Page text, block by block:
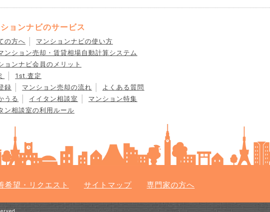
教
ョンナビのサービス
の方へ
マンションナビの使い方
ンション売却・賃貸相場自動計算システム
ョンナビ会員のメリット
1st.査定
録
マンション売却の流れ
よくある質問
うる
イイタン相談室
マンション特集
ン相談室の利用ルール
希望・リクエスト サイトマップ 専門家の方へ